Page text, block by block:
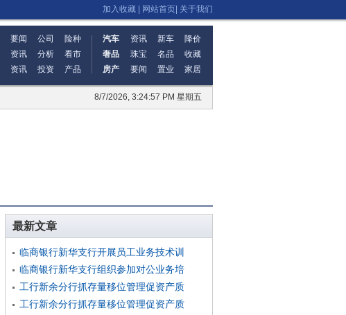
加入收藏 网站首页 关于我们
要闻 公司
险种
资讯 分析
看市
资讯 投资 产品
汽车 资讯 新车
降价
奢品
珠宝 名品
收藏
房产
要闻 置业 家居
8/7/2026, 3:24:58 PM 星期五
最新文章
临商银行新华支行开展员工业务技术训
临商银行新华支行组织参加对公业务培
工行新余分行抓存量移位管理促资产质
工行新余分行抓存量移位管理促资产质